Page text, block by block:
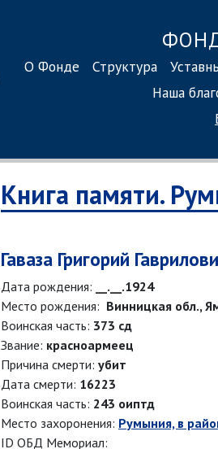
О Фонде Структура
Наша
Книга памяти.
Гаваза Григорий
Дата рождения:
__.__.1924
Место рождения: Винницкая обл.,
Воинская часть: 373 сд
Звание: красноармеец
Причина смерти: убит
Дата смерти: 16223
Воинская часть: 243 оиптд
Место захоронения: Румыния, в
ID ОБД Мемориал: